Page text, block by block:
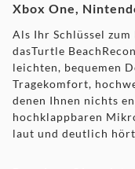
Xbox One,
Als Ihr Schlüssel
dasTurtle
leichten, bequemen
Tragekomfort,
denen Ihnen nichts
hochklappbaren
laut und deutlich